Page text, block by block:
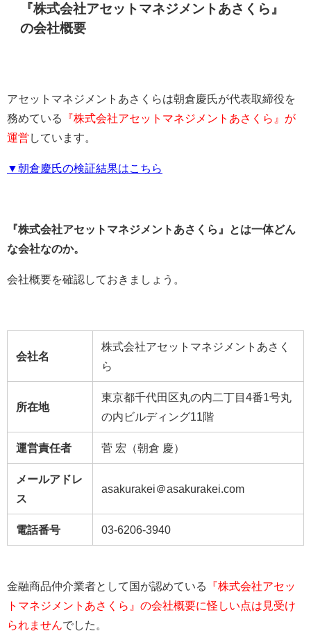
『株式会社アセットマネジメントあさくら』
の会社概要
アセットマネジメントあさくらは朝倉慶氏が代表取締役を
務めている
『株式会社アセットマネジメントあさくら』が
運営 しています。
▼朝倉慶氏の検証結果はこちら
『株式会社アセットマネジメントあさくら』とは一体どん
な会社なのか。
会社概要を確認しておきましょう。
会社名
株式会社アセットマネジメントあさく
ら
所在地
東京都千代田区丸の内二丁目4番1号丸
の内ビルディング11階
運営責任者 菅 宏（朝倉 慶）
メールアドレ
ス
asakurakei＠asakurakei.com
電話番号 03-6206-3940
金融商品仲介業者として国が認めている
『株式会社アセッ
トマネジメントあさくら』の会社概要に怪しい点は見受け
られません でした。